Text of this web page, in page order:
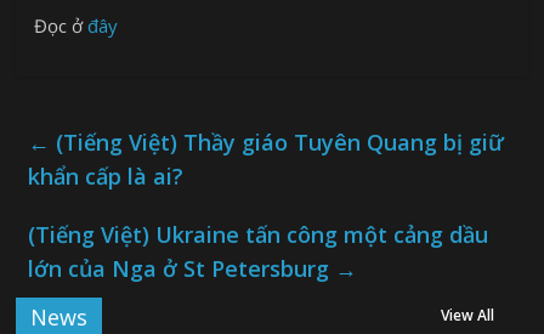
Đọc ởđây
← (Tiếng Việt) Thầy giáo Tuyên Quang bị giữ
khẩn cấp là ai?
(Tiếng Việt) Ukraine tấn công một cảng dầu
lớn của Nga ở St Petersburg →
News
View All